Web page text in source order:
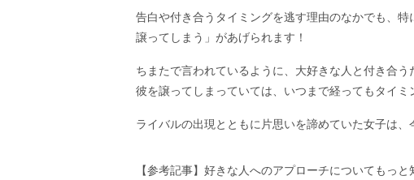
告白や付き合うタイミングを逃す理由のなかでも、
譲ってしまう」があげられます！
ちまたで言われているように、大好きな人と付き合
彼を譲ってしまっていては、いつまで経ってもタイミ
ライバルの出現とともに片思いを諦めていた女子は
【参考記事】好きな人へのアプローチについてもっ